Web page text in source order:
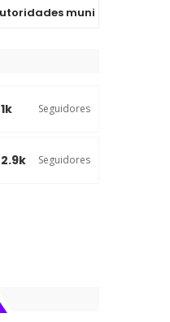
municipales y del
1k Seguidores
2.9k Seguidores